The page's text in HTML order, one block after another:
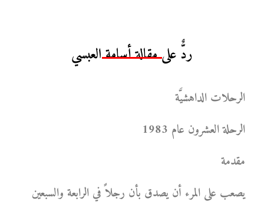
ردٌّ على مقالة أسامة العبسي
الرحلات الداهشيَّة
الرحلة العشرون عام 1983
مقدمة
يصعب على المرء أن يصدق بأن رجلاً في الرابعة والسبعين